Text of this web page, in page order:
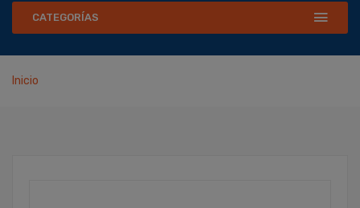
CATEGORÍAS
Inicio